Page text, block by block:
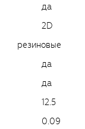
да
2D
резиновые
да
да
12.5
0.09